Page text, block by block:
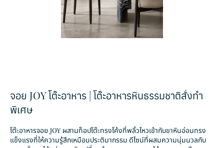
จอย JOY โต๊ะอาหาร | โต๊ะอาหารหินธรรมชาติสั่งทำ
พิเศษ
โต๊ะอาหารจอย JOY ผสานท็อปโต๊ะทรงโค้งที่พลิ้วไหวเข้ากับขาหินอ่อนทรง
แข็งแรงที่ให้ความรู้สึกเหมือนประติมากรรม ดีไซน์ที่ผสมความนุ่มนวลกับ